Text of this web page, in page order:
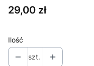
Cena
29,00 zł
Ilość
szt.